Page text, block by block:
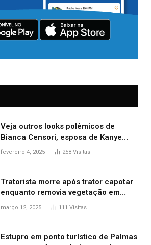
Veja outros looks polêmicos de
Bianca Censori, esposa de Kanye
West que apareceu nua no Grammy
fevereiro 4, 2025 258 Visitas
Tratorista morre após trator capotar
enquanto removia vegetação em
ribanceira de rodovia
março 12, 2025 111 Visitas
Estupro em ponto turístico de Palmas